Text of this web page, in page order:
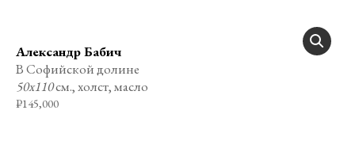
Александр Бабич
В Софийской долине
50х110см., холст, масло
₽145,000